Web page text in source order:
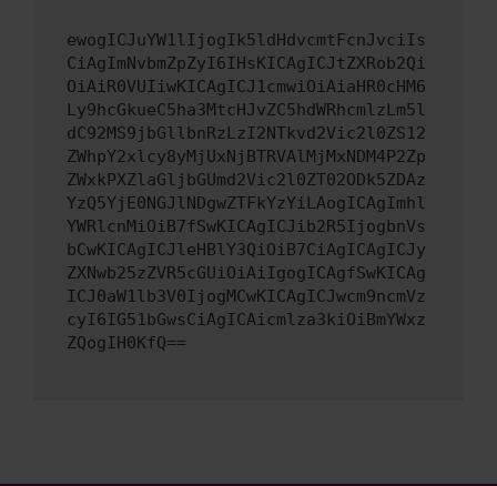
ewogICJuYW1lIjogIk5ldHdvcmtFcnJvciIs
CiAgImNvbmZpZyI6IHsKICAgICJtZXRob2Qi
OiAiR0VUIiwKICAgICJ1cmwiOiAiaHR0cHM6
Ly9hcGkueC5ha3MtcHJvZC5hdWRhcmlzLm5l
dC92MS9jbGllbnRzLzI2NTkvd2Vic2l0ZS12
ZWhpY2xlcy8yMjUxNjBTRVAlMjMxNDM4P2Zp
ZWxkPXZlaGljbGUmd2Vic2l0ZT02ODk5ZDAz
YzQ5YjE0NGJlNDgwZTFkYzYiLAogICAgImhl
YWRlcnMiOiB7fSwKICAgICJib2R5IjogbnVs
bCwKICAgICJleHBlY3QiOiB7CiAgICAgICJy
ZXNwb25zZVR5cGUiOiAiIgogICAgfSwKICAg
ICJ0aW1lb3V0IjogMCwKICAgICJwcm9ncmVz
cyI6IG51bGwsCiAgICAicmlza3kiOiBmYWxz
ZQogIH0KfQ==